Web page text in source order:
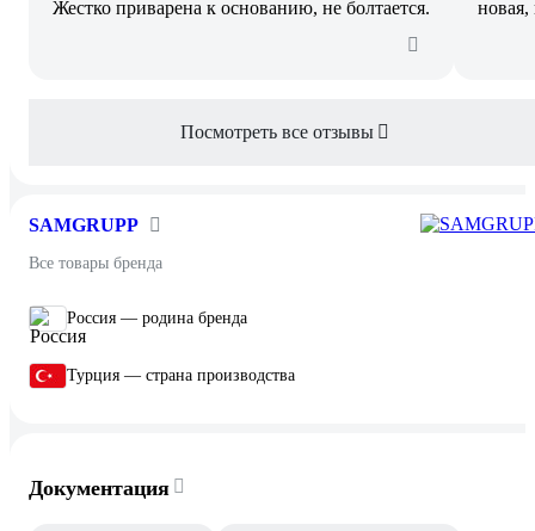
Жестко приварена к основанию, не болтается.
Посмотреть все отзывы
SAMGRUPP
Все товары бренда
Россия — родина бренда
Турция — страна производства
Документация